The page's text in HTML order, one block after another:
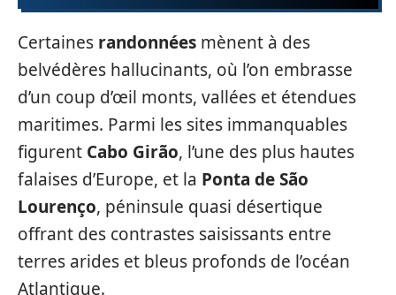
Certaines randonnées mènent à des
belvédères hallucinants, où l’on embrasse
d’un coup d’œil monts, vallées et étendues
maritimes. Parmi les sites immanquables
figurent Cabo Girão, l’une des plus hautes
falaises d’Europe, et la Ponta de São
Lourenço, péninsule quasi désertique
offrant des contrastes saisissants entre
terres arides et bleus profonds de l’océan
Atlantique.